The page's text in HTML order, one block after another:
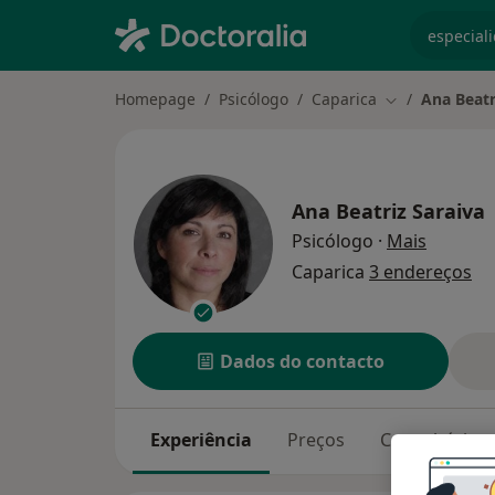
Homepage Psicólogo Caparica Mudar de
Ana
Ana Beatriz Saraiva
Psicólogo · Mais
Caparica 3 endereços
Dados do contacto
Experiência Preços Consultórios